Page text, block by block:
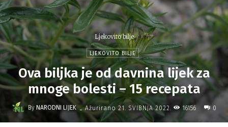
Ljekovito bilje
LJEKOVITO BILJE
Ova biljka je od davnina lijek za
mnoge bolesti – 15 recepata
By NARODNI LIJEK - Ažurirano 21. SVIBNJA 2022. 16156 0